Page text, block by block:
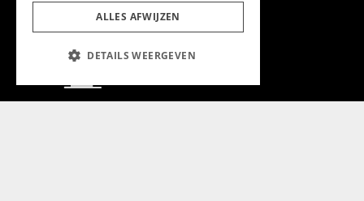
ALLES AFWIJZEN
DETAILS WEERGEVEN